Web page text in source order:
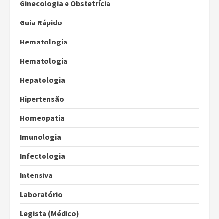
Ginecologia e Obstetrícia
Guia Rápido
Hematologia
Hematologia
Hepatologia
Hipertensão
Homeopatia
Imunologia
Infectologia
Intensiva
Laboratório
Legista (Médico)